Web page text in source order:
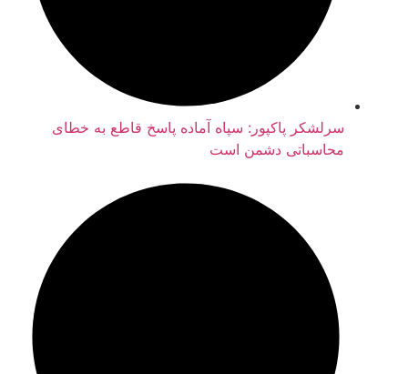
سرلشکر پاکپور: سپاه آماده پاسخ قاطع به خطای
محاسباتی دشمن است